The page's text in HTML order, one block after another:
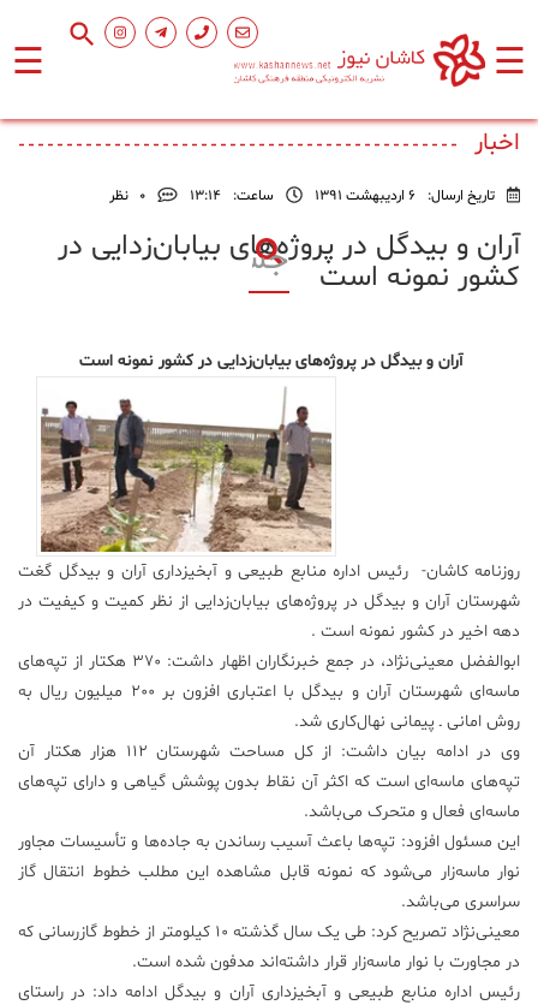
☰ ☰
اصلی
فرهنگ
علم
و
فناوری
عکس
مجله
فرهنگی
هنری
اخبار
تاریخ ارسال: 6 اردیبهشت 1391 ساعت: ۱۳:۱۴ 0 نظر
آران و بیدگل در پروژه‌های بیابان‌زدایی در
کشور نمونه است
آران و بیدگل در پروژه‌های بیابان‌زدایی در کشور نمونه است
روزنامه کاشان- رئیس اداره منابع طبیعی و آبخیزداری آران و بیدگل گغت
شهرستان آران و بیدگل در پروژه‌های بیابان‌زدایی از نظر کمیت و کیفیت در
دهه اخیر در کشور نمونه است .
ابوالفضل معینی‌نژاد، در جمع خبرنگاران اظهار داشت: 370 هکتار از تپه‌های
ماسه‌ای شهرستان آران و بیدگل با اعتباری افزون بر 200 میلیون ریال به
روش امانی ـ پیمانی نهال‌کاری شد.
وی در ادامه بیان داشت: از کل مساحت شهرستان 112 هزار هکتار آن
تپه‌های ماسه‌ای است که اکثر آن نقاط بدون پوشش گیاهی و دارای تپه‌های
ماسه‌ای فعال و متحرک می‌باشد.
این مسئول افزود: تپه‌ها باعث آسیب رساندن به جاده‌ها و تأسیسات مجاور
نوار ماسه‌زار می‌شود که نمونه قابل مشاهده این مطلب خطوط انتقال گاز
سراسری می‌باشد.
معینی‌نژاد تصریح کرد: طی یک سال گذشته 10 کیلومتر از خطوط گازرسانی که
در مجاورت با نوار ماسه‌زار قرار داشته‌اند مدفون شده است.
رئیس اداره منابع طبیعی و آبخیزداری آران و بیدگل ادامه داد: در راستای